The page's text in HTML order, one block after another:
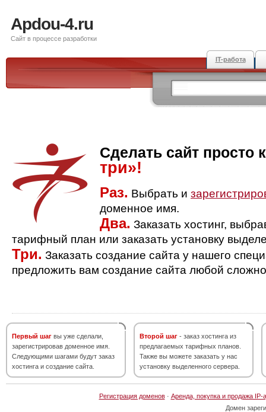
Apdou-4.ru
Сайт в процессе разработки
IT-работа
Сделать сайт просто
три»!
Раз. Выбрать и
доменное имя.
Два. Заказать хостинг,
тарифный план или заказать установку
Три. Заказать создание сайта у нашего
предложить вам создание сайта любой
Первый шаг вы уже сделали,
зарегистрировав доменное имя.
Следующими шагами будут заказ
хостинга и создание сайта.
Второй шаг - заказ хостинга из
предлагаемых тарифных планов.
Также вы можете заказать у нас
установку выделенного сервера.
Регистрация доменов· Аренда, покупка и продажа IP-
Домен